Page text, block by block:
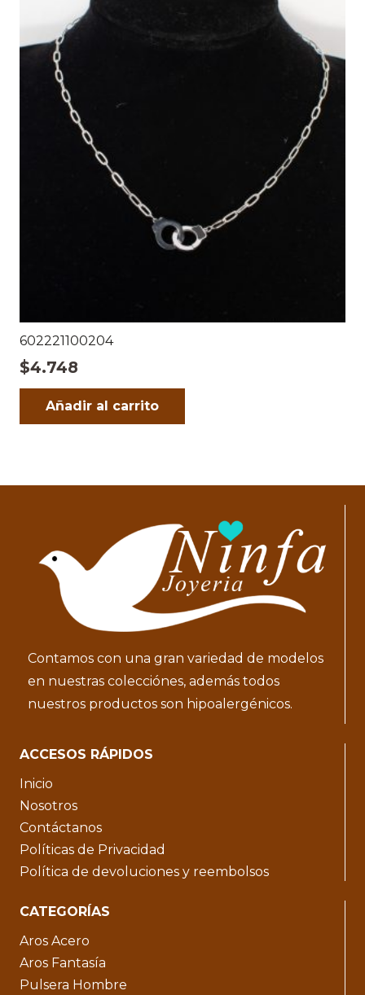
602221100204
$4.748
Añadir al carrito
Contamos con una gran variedad de modelos
en nuestras colecciónes, además todos
nuestros productos son hipoalergénicos.
ACCESOS RÁPIDOS
Inicio
Nosotros
Contáctanos
Políticas de Privacidad
Política de devoluciones y reembolsos
CATEGORÍAS
Aros Acero
Aros Fantasía
Pulsera Hombre